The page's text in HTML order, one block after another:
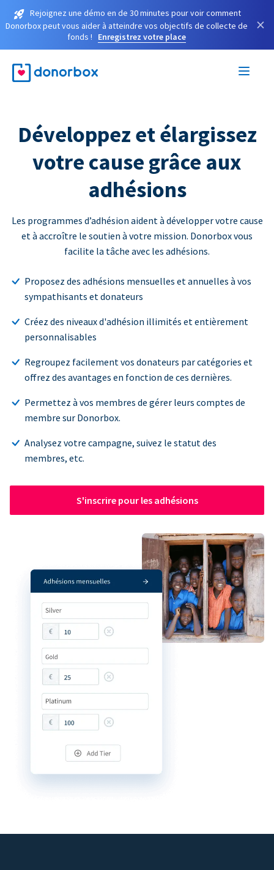
Rejoignez une démo en de 30 minutes pour voir comment
Donorbox peut vous aider à atteindre vos objectifs de collecte de
fonds !
Enregistrez votre place
×
Développez et élargissez
votre cause grâce aux
adhésions
Les programmes d’adhésion aident à développer votre cause
et à accroître le soutien à votre mission. Donorbox vous
facilite la tâche avec les adhésions.
Proposez des adhésions mensuelles et annuelles à vos
sympathisants et donateurs
Créez des niveaux d'adhésion illimités et entièrement
personnalisables
Regroupez facilement vos donateurs par catégories et
offrez des avantages en fonction de ces dernières.
Permettez à vos membres de gérer leurs comptes de
membre sur Donorbox.
Analysez votre campagne, suivez le statut des
membres, etc.
S'inscrire pour les adhésions